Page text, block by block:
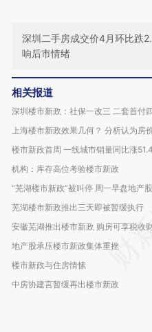
深圳二手房成交价4月环比跌
响后市情绪
相关报道
深圳楼市新政：社保一改三 二套首付
上海楼市新政效果几何？ 分析认为房
楼市新政首周 一线城市销量同比涨
机构：库存高位考验楼市新政
“芜湖楼市新政”被叫停 周一早盘地产
芜湖楼市新政推出三天即被暂缓执行
安徽芜湖推出楼市新政 购房可享税收
地产股承压楼市新政集体重挫
楼市新政与住房情愫
中房协建言暂缓再出楼市新政